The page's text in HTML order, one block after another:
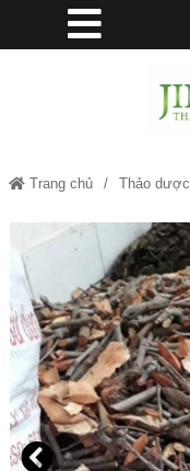
Trang chủ Thảo
Mua Cây Tầm Gửi Gạo -
v2